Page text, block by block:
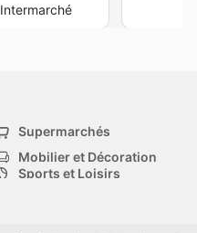
Intermarché
Supermarchés
Mobilier et Décoration
Sports et Loisirs